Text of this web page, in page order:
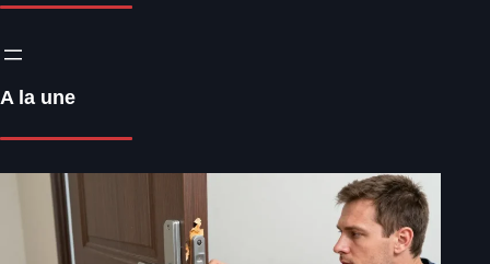
A la une